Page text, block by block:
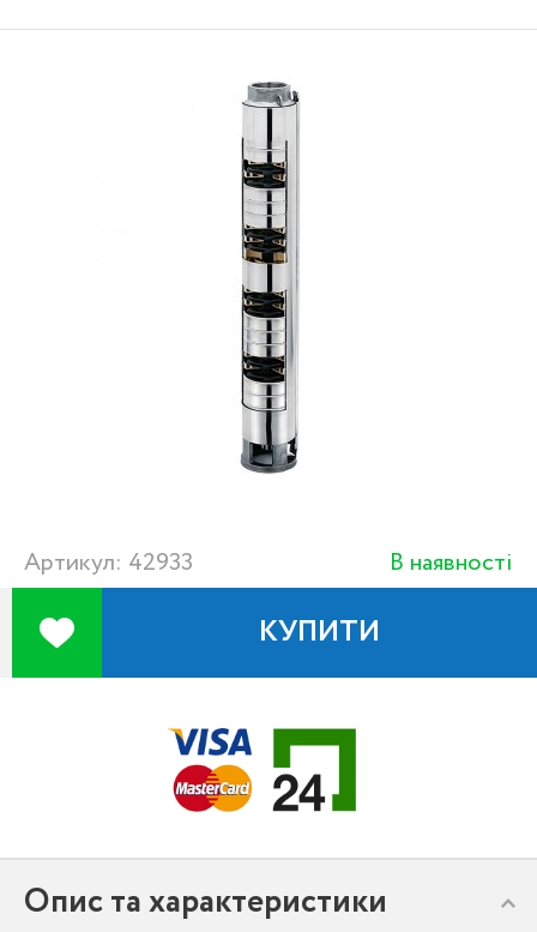
Артикул: 42933 В наявності
КУПИТИ
Опис та характеристики